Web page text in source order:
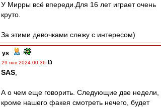
У Мирры всё впереди.Для 16 лет играет очень
круто.
За этими девочками слежу с интересом)
ys -
29 янв 2024 00:36
SAS
А о чем еще говорить. Следующие две недели,
кроме нашего факея смотреть нечего, будет